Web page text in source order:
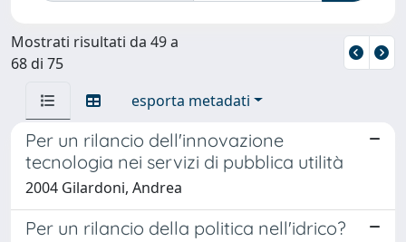
Mostrati risultati da 49 a
68 di 75
esporta metadati
Per un rilancio dell'innovazione
tecnologia nei servizi di pubblica utilità
2004 Gilardoni, Andrea
Per un rilancio della politica nell'idrico?